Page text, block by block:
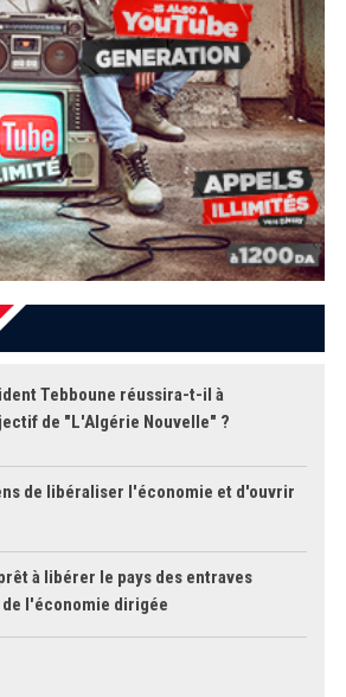
Tebboune réussira-t-il à
de "L'Algérie Nouvelle" ?
de libéraliser l'économie et d'ouvrir
à libérer le pays des entraves
l'économie dirigée